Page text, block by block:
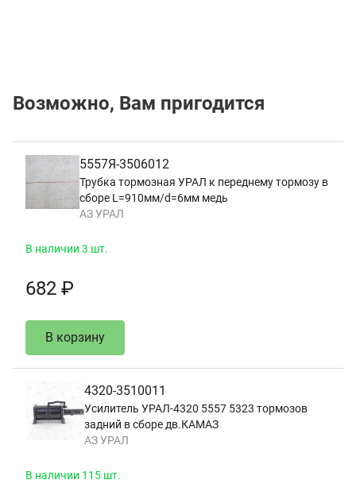
Возможно, Вам пригодится
5557Я-3506012
Трубка тормозная УРАЛ к переднему тормозу в
сборе L=910мм/d=6мм медь
АЗ УРАЛ
В наличии 3 шт.
682 ₽
В корзину
4320-3510011
Усилитель УРАЛ-4320 5557 5323 тормозов
задний в сборе дв.КАМАЗ
АЗ УРАЛ
В наличии 115 шт.